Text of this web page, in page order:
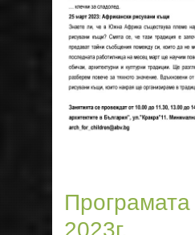
2023г.